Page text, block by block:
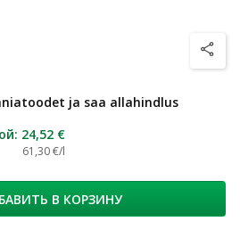
nõuanne
ja saa allahindlus
: 24,52 €
61,30 €/l
В КОРЗИНУ